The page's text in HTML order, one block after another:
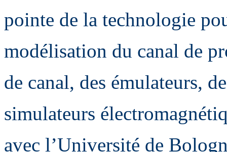
pointe de la technologie
modélisation du canal de
de canal, des émulateurs,
simulateurs
avec l’Université de